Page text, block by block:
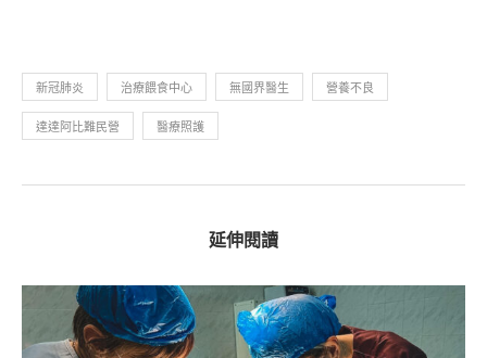
新冠肺炎 治療餵食中心 無國界醫生 營養不良
達達阿比難民營 醫療照護
延伸閱讀